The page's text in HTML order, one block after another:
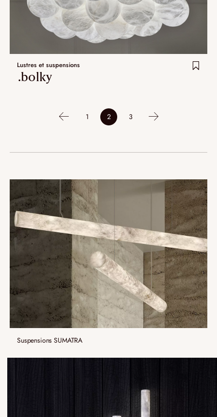
Lustres et suspensions
.bolky
1 2 3
Suspensions SUMATRA